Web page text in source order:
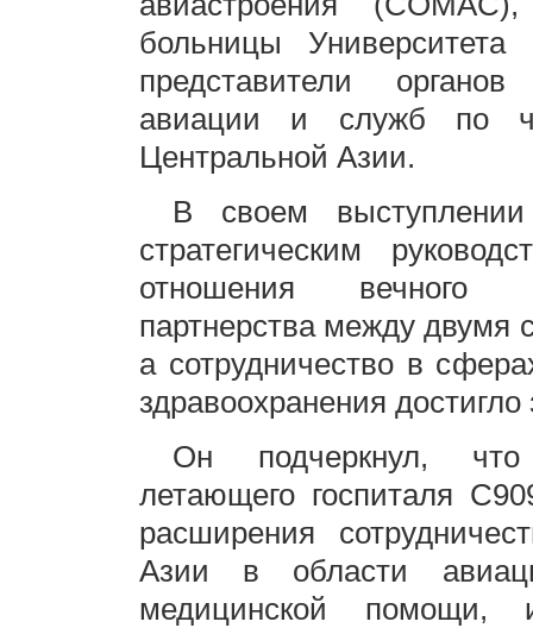
больницы
представители
авиации и служб по
Центральной Азии.
В своем
стратегическим
отношения вечного
партнерства между двумя
а сотрудничество в
здравоохранения
Он подчеркнул, что
летающего госпиталя
расширения
Азии в области
медицинской помощи,